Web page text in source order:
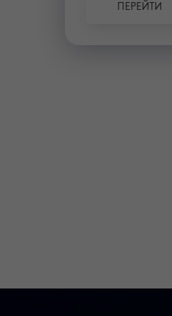
ПЕРЕЙТИ